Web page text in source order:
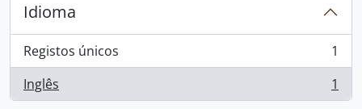
Idioma
Registos únicos
, 1 resultados
1
Inglês
, 1 resultados 1